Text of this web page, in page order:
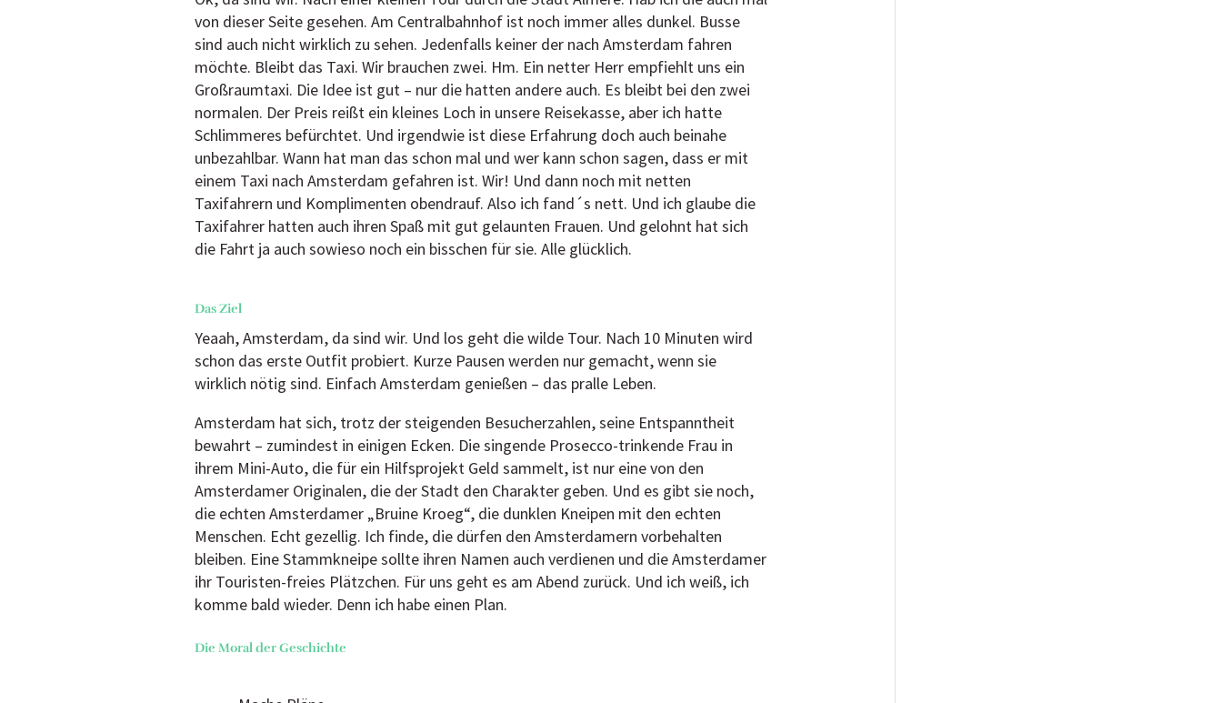
von dieser Seite gesehen. Am Centralbahnhof ist noch immer alles dunkel. Busse
sind auch nicht wirklich zu sehen. Jedenfalls keiner der nach Amsterdam fahren
möchte. Bleibt das Taxi. Wir brauchen zwei. Hm. Ein netter Herr empfiehlt uns ein
Großraumtaxi. Die Idee ist gut – nur die hatten andere auch. Es bleibt bei den zwei
normalen. Der Preis reißt ein kleines Loch in unsere Reisekasse, aber ich hatte
Schlimmeres befürchtet. Und irgendwie ist diese Erfahrung doch auch beinahe
unbezahlbar. Wann hat man das schon mal und wer kann schon sagen, dass er mit
einem Taxi nach Amsterdam gefahren ist. Wir! Und dann noch mit netten
Taxifahrern und Komplimenten obendrauf. Also ich fand´s nett. Und ich glaube die
Taxifahrer hatten auch ihren Spaß mit gut gelaunten Frauen. Und gelohnt hat sich
die Fahrt ja auch sowieso noch ein bisschen für sie. Alle glücklich.
Das Ziel
Yeaah, Amsterdam, da sind wir. Und los geht die wilde Tour. Nach 10 Minuten wird
schon das erste Outfit probiert. Kurze Pausen werden nur gemacht, wenn sie
wirklich nötig sind. Einfach Amsterdam genießen – das pralle Leben.
Amsterdam hat sich, trotz der steigenden Besucherzahlen, seine Entspanntheit
bewahrt – zumindest in einigen Ecken. Die singende Prosecco-trinkende Frau in
ihrem Mini-Auto, die für ein Hilfsprojekt Geld sammelt, ist nur eine von den
Amsterdamer Originalen, die der Stadt den Charakter geben. Und es gibt sie noch,
die echten Amsterdamer „Bruine Kroeg“, die dunklen Kneipen mit den echten
Menschen. Echt gezellig. Ich finde, die dürfen den Amsterdamern vorbehalten
bleiben. Eine Stammkneipe sollte ihren Namen auch verdienen und die Amsterdamer
ihr Touristen-freies Plätzchen. Für uns geht es am Abend zurück. Und ich weiß, ich
komme bald wieder. Denn ich habe einen Plan.
Die Moral der Geschichte